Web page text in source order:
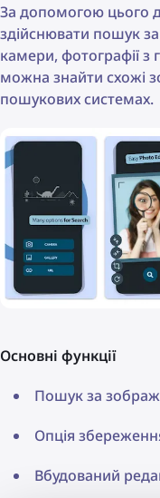
За допомогою цього
здійснювати пошук
камери, фотографії з
можна знайти схожі
пошукових системах.
Основні функції
Пошук за
Опція
Вбудований